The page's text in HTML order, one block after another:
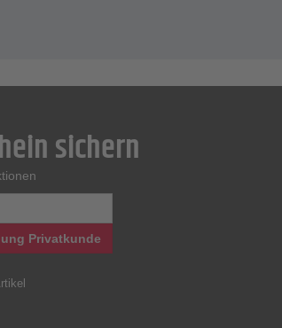
sichern
Privatkunde